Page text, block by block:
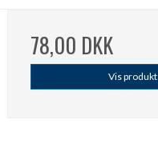
78,00 DKK
Vis produkt